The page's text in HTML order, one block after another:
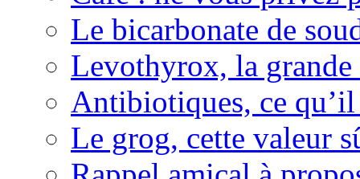
Le bicarbonate de
Levothyrox, la
Antibiotiques, ce
Le grog, cette valeur